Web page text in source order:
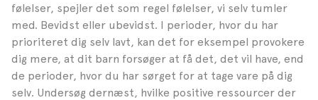
følelser, spejler det som regel følelser, vi selv tumler
med. Bevidst eller ubevidst. I perioder, hvor du har
prioriteret dig selv lavt, kan det for eksempel provokere
dig mere, at dit barn forsøger at få det, det vil have, end
de perioder, hvor du har sørget for at tage vare på dig
selv. Undersøg dernæst, hvilke positive ressourcer der